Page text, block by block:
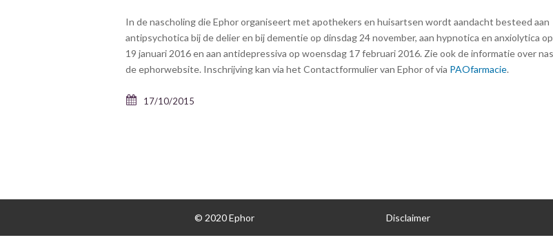
In de nascholing die Ephor organiseert met apothekers en huisartsen wordt aandacht besteed aan
antipsychotica bij de delier en bij dementie op dinsdag 24 november, aan hypnotica en anxiolytica
19 januari 2016 en aan antidepressiva op woensdag 17 februari 2016. Zie ook de informatie over
de ephorwebsite. Inschrijving kan via het Contactformulier van Ephor of via PAOfarmacie.
17/10/2015
© 2020 Ephor Disclaimer